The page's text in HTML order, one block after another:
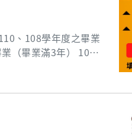
、108學年度之畢業
查公告網頁。